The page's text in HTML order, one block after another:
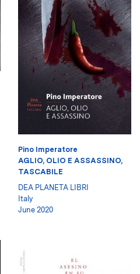
Pino Imperatore
AGLIO, OLIO E ASSASSINO,
TASCABILE
DEA PLANETA LIBRI
Italy
June 2020